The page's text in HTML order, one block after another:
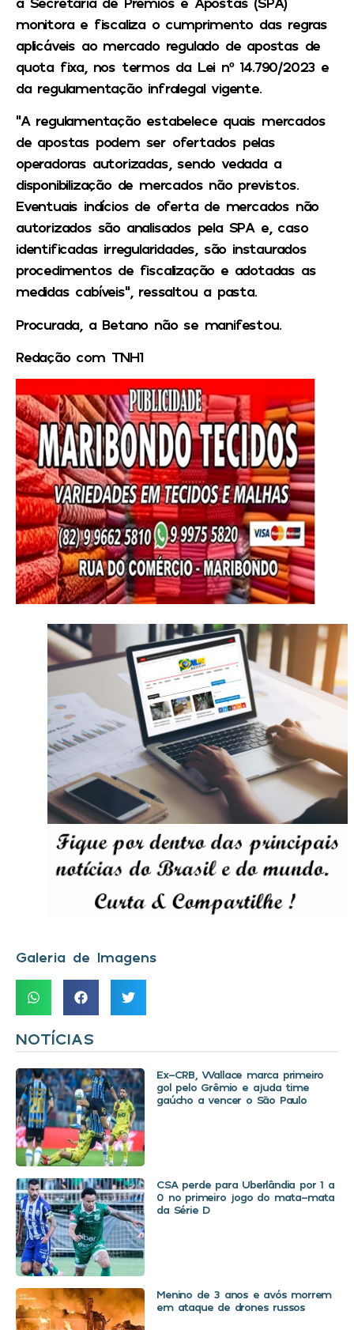
monitora e fiscaliza o cumprimento das regras
aplicáveis ao mercado regulado de apostas de
quota fixa, nos termos da Lei nº 14.790/2023 e
da regulamentação infralegal vigente.
“A regulamentação estabelece quais mercados
de apostas podem ser ofertados pelas
operadoras autorizadas, sendo vedada a
disponibilização de mercados não previstos.
Eventuais indícios de oferta de mercados não
autorizados são analisados pela SPA e, caso
identificadas irregularidades, são instaurados
procedimentos de fiscalização e adotadas as
medidas cabíveis”, ressaltou a pasta.
Procurada, a Betano não se manifestou.
Redação com TNH1
Galeria de Imagens
NOTÍCIAS
Ex-CRB, Wallace marca primeiro
gol pelo Grêmio e ajuda time
gaúcho a vencer o São Paulo
CSA perde para Uberlândia por 1 a
0 no primeiro jogo do mata-mata
da Série D
Menino de 3 anos e avós morrem
em ataque de drones russos